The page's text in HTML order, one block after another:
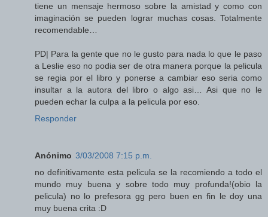
tiene un mensaje hermoso sobre la amistad y como con
imaginación se pueden lograr muchas cosas. Totalmente
recomendable…
PD| Para la gente que no le gusto para nada lo que le paso
a Leslie eso no podia ser de otra manera porque la pelicula
se regia por el libro y ponerse a cambiar eso seria como
insultar a la autora del libro o algo asi… Asi que no le
pueden echar la culpa a la pelicula por eso.
Responder
Anónimo 3/03/2008 7:15 p.m.
no definitivamente esta pelicula se la recomiendo a todo el
mundo muy buena y sobre todo muy profunda!(obio la
pelicula) no lo prefesora gg pero buen en fin le doy una
muy buena crita :D